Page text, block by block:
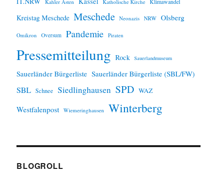
Kahler Asten Katholische Kirche
Kreistag Meschede Meschede Neonazis NRW Olsberg
Omikron Oversum Pandemie Piraten
Pressemitteilung Rock Sauerlandmuseum
Sauerländer Bürgerliste Sauerländer Bürgerliste (SBL/FW)
SBL Schnee Siedlinghausen SPD WAZ
Westfalenpost Wiemeringhausen Winterberg
BLOGROLL